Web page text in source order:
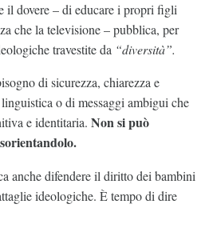
dovere – di educare i propri figli
che la televisione – pubblica, per
travestite da “diversità”.
di sicurezza, chiarezza e
o di messaggi ambigui che
e identitaria. Non si può
anche difendere il diritto dei bambini
ideologiche. È tempo di dire